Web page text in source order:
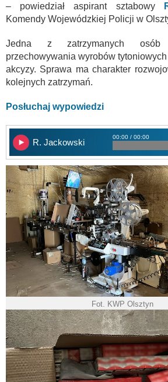
– powiedział aspirant sztabowy
Komendy Wojewódzkiej Policji w
Jedna z zatrzymanych osób
przechowywania wyrobów
akcyzy. Sprawa ma charakter
kolejnych zatrzymań.
Posłuchaj wypowiedzi
R. Jackowski
00:00 / 00:00
Fot. KWP Olsztyn